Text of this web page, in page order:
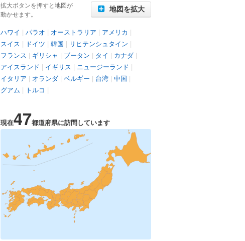
拡大ボタンを押すと地図が
動かせます。
地図を拡大
ハワイ | パラオ | オーストラリア | アメリカ |
スイス | ドイツ | 韓国 | リヒテンシュタイン |
フランス | ギリシャ | ブータン | タイ | カナダ |
アイスランド | イギリス | ニュージーランド |
イタリア | オランダ | ベルギー | 台湾 | 中国 |
グアム | トルコ |
現在47都道府県に訪問しています